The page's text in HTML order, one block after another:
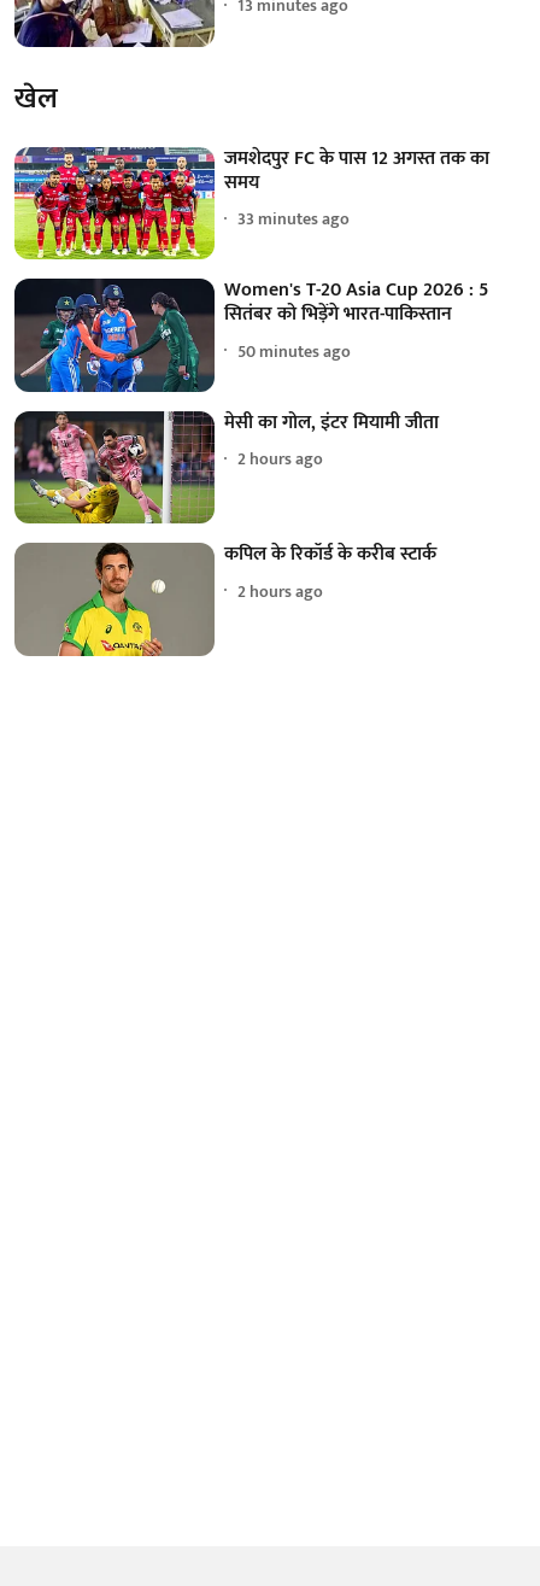
13 minutes ago
खेल
जमशेदपुर FC के पास 12 अगस्त तक का
समय
33 minutes ago
Women's T-20 Asia Cup 2026 : 5
सितंबर को भिड़ेंगे भारत-पाकिस्तान
50 minutes ago
मेसी का गोल, इंटर मियामी जीता
2 hours ago
कपिल के रिकॉर्ड के करीब स्टार्क
2 hours ago